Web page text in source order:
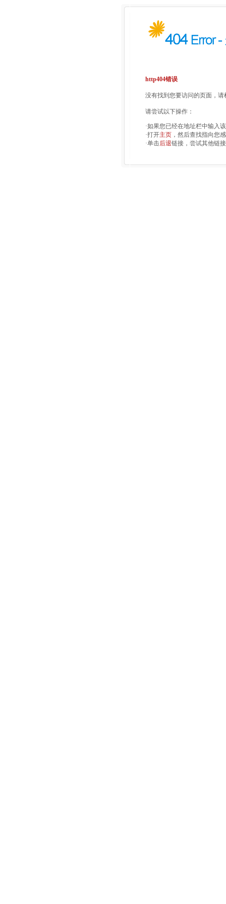
http404错误
没有找到您要访问的页面，
请尝试以下操作：
·如果您已经在地址栏中输入
·打开主页 ，然后查找指向您
·单击后退链接，尝试其他链